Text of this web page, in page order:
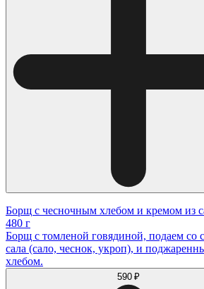
Борщ с чесночным хлебом и кремом из
480 г
Борщ с томленой говядиной, подаем со
сала (сало, чеснок, укроп), и
хлебом.
590 ₽